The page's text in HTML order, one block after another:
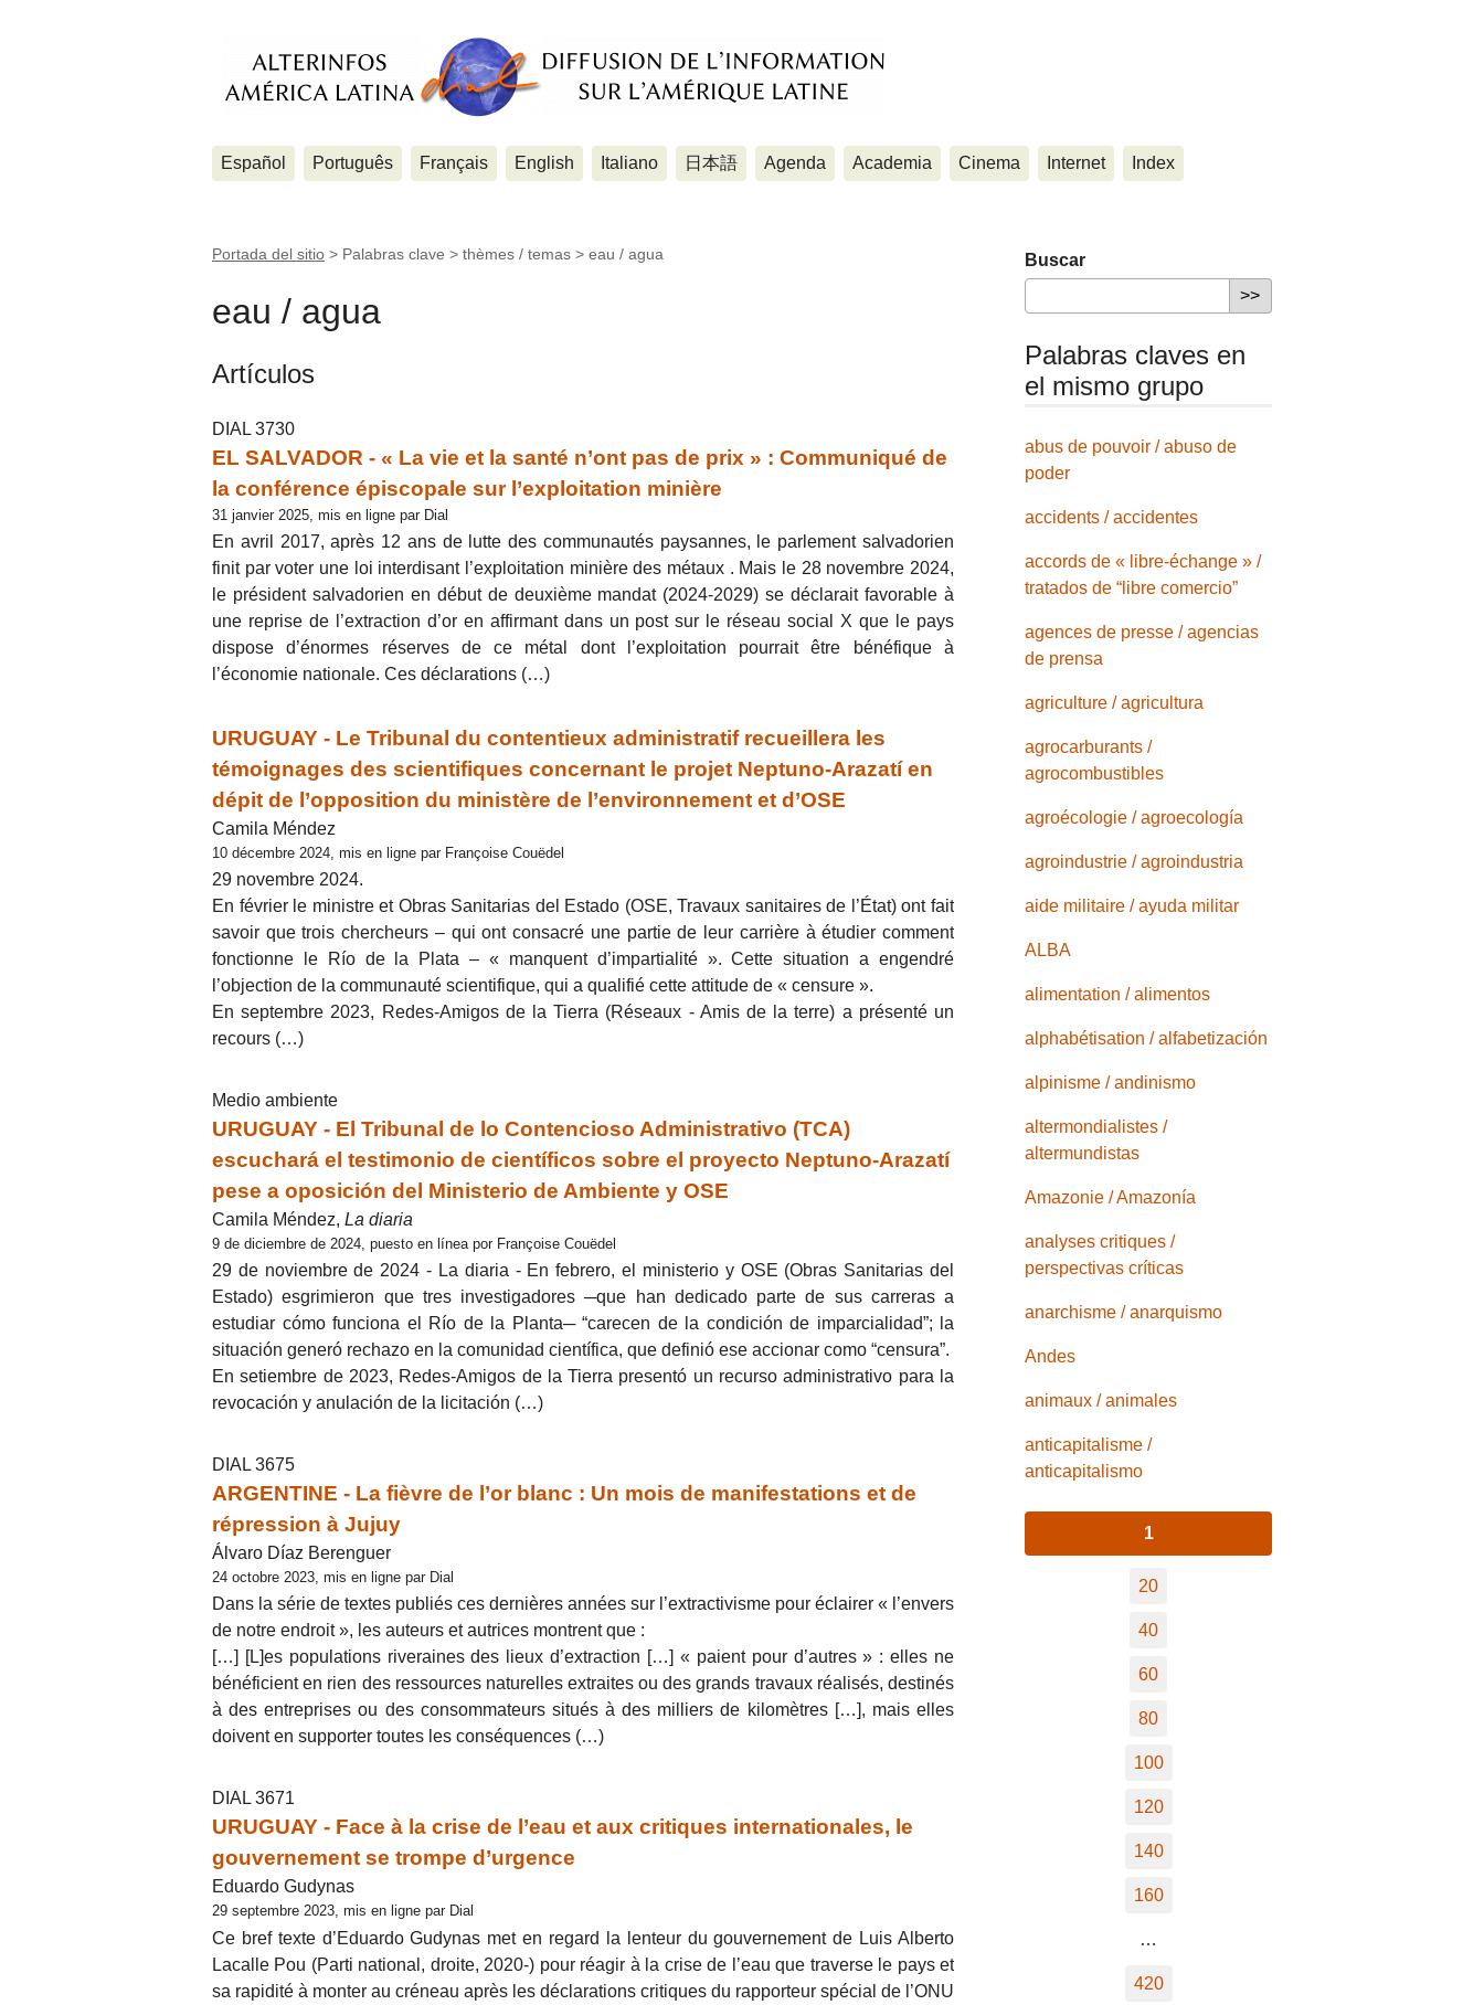
Español Português Français English Italiano 日本語 Agenda Academia Cinema Internet Index
Portada del sitio > Palabras clave > thèmes / temas > eau / agua
eau / agua
Artículos
DIAL 3730
EL SALVADOR - « La vie et la santé n’ont pas de prix » : Communiqué de
la conférence épiscopale sur l’exploitation minière
31 janvier 2025, mis en ligne par Dial
En avril 2017, après 12 ans de lutte des communautés paysannes, le parlement salvadorien
finit par voter une loi interdisant l’exploitation minière des métaux . Mais le 28 novembre 2024,
le président salvadorien en début de deuxième mandat (2024-2029) se déclarait favorable à
une reprise de l’extraction d’or en affirmant dans un post sur le réseau social X que le pays
dispose d’énormes réserves de ce métal dont l’exploitation pourrait être bénéfique à
l’économie nationale. Ces déclarations (…)
URUGUAY - Le Tribunal du contentieux administratif recueillera les
témoignages des scientifiques concernant le projet Neptuno-Arazatí en
dépit de l’opposition du ministère de l’environnement et d’OSE
Camila Méndez
10 décembre 2024, mis en ligne par Françoise Couëdel
29 novembre 2024.
En février le ministre et Obras Sanitarias del Estado (OSE, Travaux sanitaires de l’État) ont fait
savoir que trois chercheurs – qui ont consacré une partie de leur carrière à étudier comment
fonctionne le Río de la Plata – « manquent d’impartialité ». Cette situation a engendré
l’objection de la communauté scientifique, qui a qualifié cette attitude de « censure ».
En septembre 2023, Redes-Amigos de la Tierra (Réseaux - Amis de la terre) a présenté un
recours (…)
Medio ambiente
URUGUAY - El Tribunal de lo Contencioso Administrativo (TCA)
escuchará el testimonio de científicos sobre el proyecto Neptuno-Arazatí
pese a oposición del Ministerio de Ambiente y OSE
Camila Méndez, La diaria
9 de diciembre de 2024, puesto en línea por Françoise Couëdel
29 de noviembre de 2024 - La diaria - En febrero, el ministerio y OSE (Obras Sanitarias del
Estado) esgrimieron que tres investigadores ─que han dedicado parte de sus carreras a
estudiar cómo funciona el Río de la Planta─ “carecen de la condición de imparcialidad”; la
situación generó rechazo en la comunidad científica, que definió ese accionar como “censura”.
En setiembre de 2023, Redes-Amigos de la Tierra presentó un recurso administrativo para la
revocación y anulación de la licitación (…)
DIAL 3675
ARGENTINE - La fièvre de l’or blanc : Un mois de manifestations et de
répression à Jujuy
Álvaro Díaz Berenguer
24 octobre 2023, mis en ligne par Dial
Dans la série de textes publiés ces dernières années sur l’extractivisme pour éclairer « l’envers
de notre endroit », les auteurs et autrices montrent que :
[…] [L]es populations riveraines des lieux d’extraction […] « paient pour d’autres » : elles ne
bénéficient en rien des ressources naturelles extraites ou des grands travaux réalisés, destinés
à des entreprises ou des consommateurs situés à des milliers de kilomètres […], mais elles
doivent en supporter toutes les conséquences (…)
DIAL 3671
URUGUAY - Face à la crise de l’eau et aux critiques internationales, le
gouvernement se trompe d’urgence
Eduardo Gudynas
29 septembre 2023, mis en ligne par Dial
Ce bref texte d’Eduardo Gudynas met en regard la lenteur du gouvernement de Luis Alberto
Lacalle Pou (Parti national, droite, 2020-) pour réagir à la crise de l’eau que traverse le pays et
sa rapidité à monter au créneau après les déclarations critiques du rapporteur spécial de l’ONU
Buscar
Palabras claves en
el mismo grupo
abus de pouvoir / abuso de
poder
accidents / accidentes
accords de « libre-échange » /
tratados de “libre comercio”
agences de presse / agencias
de prensa
agriculture / agricultura
agrocarburants /
agrocombustibles
agroécologie / agroecología
agroindustrie / agroindustria
aide militaire / ayuda militar
ALBA
alimentation / alimentos
alphabétisation / alfabetización
alpinisme / andinismo
altermondialistes /
altermundistas
Amazonie / Amazonía
analyses critiques /
perspectivas críticas
anarchisme / anarquismo
Andes
animaux / animales
anticapitalisme /
anticapitalismo
1
20
40
60
80
100
120
140
160
…
420